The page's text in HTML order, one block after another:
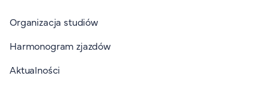
Organizacja studiów
Harmonogram zjazdów
Aktualności